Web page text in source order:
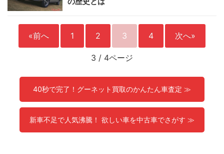
«前へ 1 2 3 4 次へ»
3 / 4ページ
40秒で完了！グーネット買取のかんたん車査定 ≫
新車不足で人気沸騰！ 欲しい車を中古車でさがす ≫